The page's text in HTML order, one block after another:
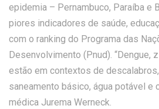
epidemia – Pernambuco, Paraíba e
piores indicadores de saúde,
com o ranking do Programa das
Desenvolvimento (Pnud). “Dengue,
estão em contextos de
saneamento básico, água potável e
médica Jurema Werneck.